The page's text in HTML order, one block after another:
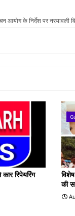
आयोग के निर्देश पर नरयावली
रिपेयरिंग
की